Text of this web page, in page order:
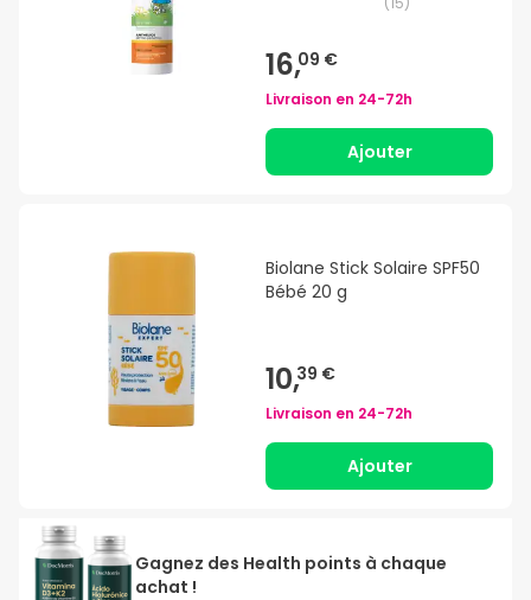
16,09 €
Livraison en 24-72h
Ajouter
Biolane Stick Solaire SPF50
Bébé 20 g
10,39 €
Livraison en 24-72h
Ajouter
Gagnez des Health points à chaque
achat !